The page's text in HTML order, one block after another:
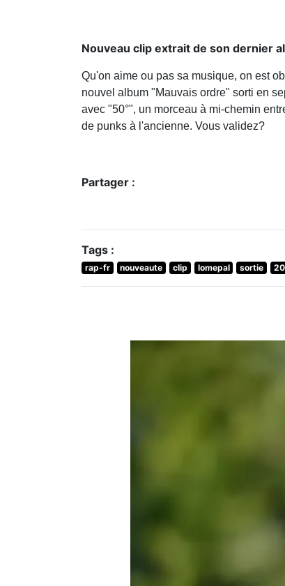
Nouveau clip extrait de son dernier
Qu'on aime ou pas sa musique, on est
nouvel album "Mauvais ordre" sorti en
avec "50°", un morceau à mi-chemin
de punks à l'ancienne. Vous validez?
Partager :
Tags :
rap-fr nouveaute clip lomepal sortie